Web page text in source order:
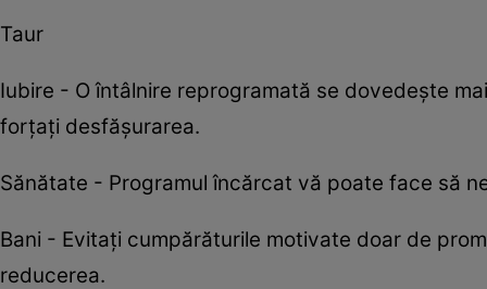
Taur
Iubire - O întâlnire reprogramată se dovedește
forțați desfășurarea.
Sănătate - Programul încărcat vă poate face să
Bani - Evitați cumpărăturile motivate doar de
reducerea.